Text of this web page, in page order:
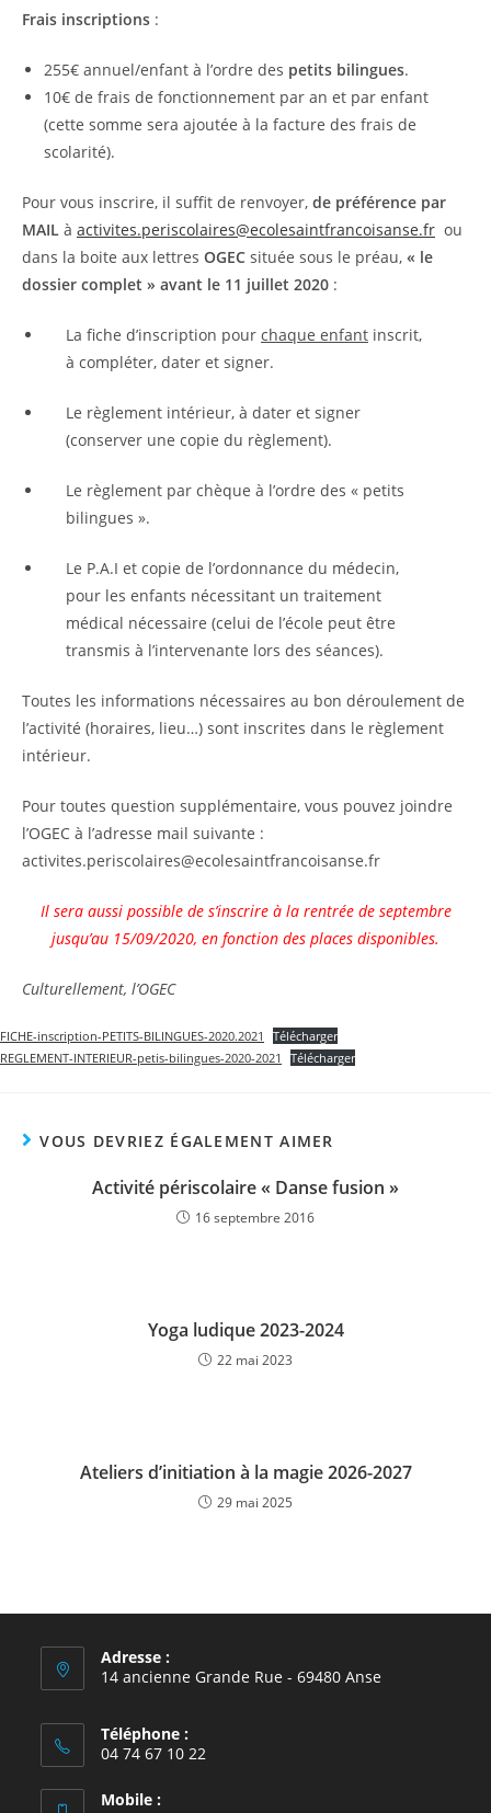
Frais inscriptions :
255€ annuel/enfant à l’ordre des petits bilingues.
10€ de frais de fonctionnement par an et par enfant
(cette somme sera ajoutée à la facture des frais de
scolarité).
Pour vous inscrire, il suffit de renvoyer, de préférence par
MAIL à activites.periscolaires@ecolesaintfrancoisanse.fr ou
dans la boite aux lettres OGEC située sous le préau, « le
dossier complet » avant le 11 juillet 2020 :
La fiche d’inscription pour chaque enfant inscrit,
à compléter, dater et signer.
Le règlement intérieur, à dater et signer
(conserver une copie du règlement).
Le règlement par chèque à l’ordre des « petits
bilingues ».
Le P.A.I et copie de l’ordonnance du médecin,
pour les enfants nécessitant un traitement
médical nécessaire (celui de l’école peut être
transmis à l’intervenante lors des séances).
Toutes les informations nécessaires au bon déroulement de
l’activité (horaires, lieu…) sont inscrites dans le règlement
intérieur.
Pour toutes question supplémentaire, vous pouvez joindre
l’OGEC à l’adresse mail suivante :
activites.periscolaires@ecolesaintfrancoisanse.fr
Il sera aussi possible de s’inscrire à la rentrée de septembre
jusqu’au 15/09/2020, en fonction des places disponibles.
Culturellement, l’OGEC
FICHE-inscription-PETITS-BILINGUES-2020.2021
Télécharger
REGLEMENT-INTERIEUR-petis-bilingues-2020-2021
Télécharger
VOUS DEVRIEZ ÉGALEMENT AIMER
Activité périscolaire « Danse fusion »
16 septembre 2016
Yoga ludique 2023-2024
22 mai 2023
Ateliers d’initiation à la magie 2026-2027
29 mai 2025
Adresse :
14 ancienne Grande Rue - 69480 Anse
Téléphone :
04 74 67 10 22
Mobile :